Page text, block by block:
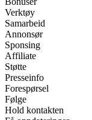
Verktøy
Samarbeid
Annonsør
Sponsing
Affiliate
Støtte
Presseinfo
Forespørsel
Følge
Hold kontakten